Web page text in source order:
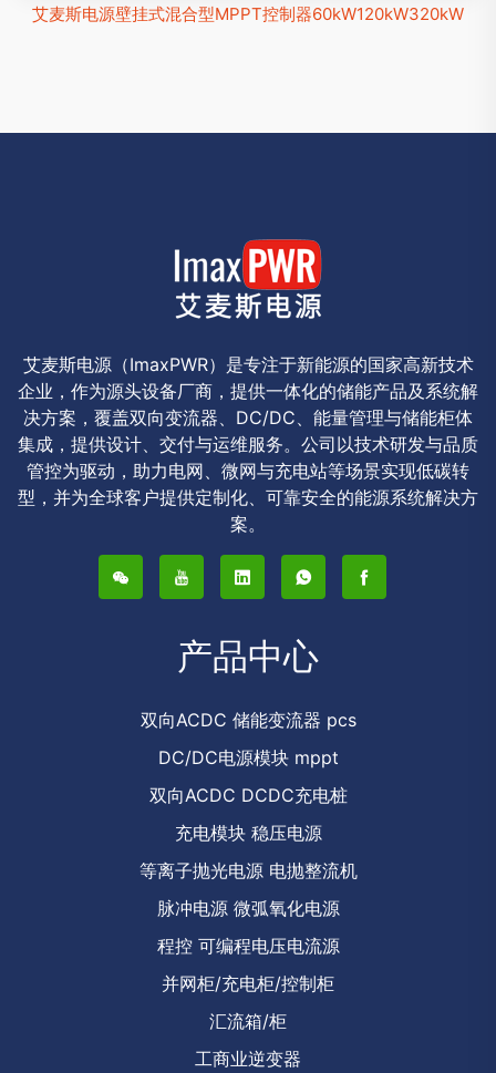
艾麦斯电源壁挂式混合型MPPT控制器60kW120kW320kW
艾麦斯电源（ImaxPWR）是专注于新能源的国家高新技术
企业，作为源头设备厂商，提供一体化的储能产品及系统解
决方案，覆盖双向变流器、DC/DC、能量管理与储能柜体
集成，提供设计、交付与运维服务。公司以技术研发与品质
管控为驱动，助力电网、微网与充电站等场景实现低碳转
型，并为全球客户提供定制化、可靠安全的能源系统解决方
案。
产品中心
双向ACDC 储能变流器 pcs
DC/DC电源模块 mppt
双向ACDC DCDC充电桩
充电模块 稳压电源
等离子抛光电源 电抛整流机
脉冲电源 微弧氧化电源
程控 可编程电压电流源
并网柜/充电柜/控制柜
汇流箱/柜
工商业逆变器